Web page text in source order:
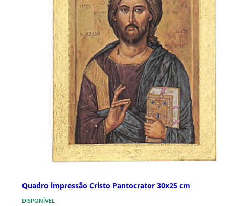
Quadro impressão Cristo Pantocrator 30x25 cm
DISPONÍVEL